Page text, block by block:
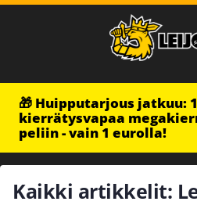
🎁 Huipputarjous jatkuu:
kierrätysvapaa
peliin - vain 1 eurolla!
Kaikki artikkelit: